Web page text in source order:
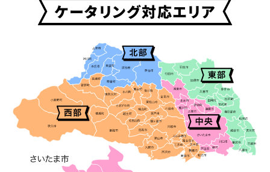
ケータリング対応エリア